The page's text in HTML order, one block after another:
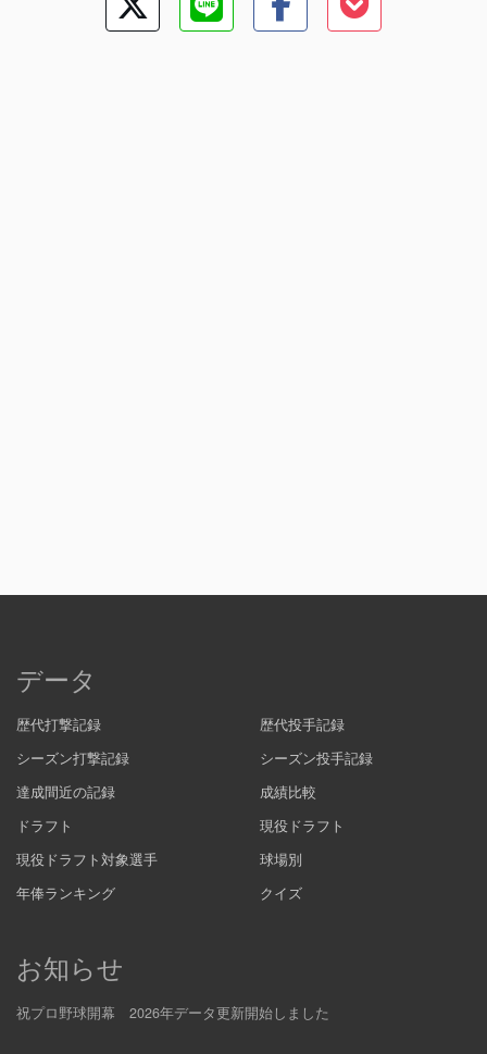
データ
歴代打撃記録
歴代投手記録
シーズン打撃記録
シーズン投手記録
達成間近の記録
成績比較
ドラフト
現役ドラフト
現役ドラフト対象選手
球場別
年俸ランキング
クイズ
お知らせ
祝プロ野球開幕 2026年データ更新開始しました